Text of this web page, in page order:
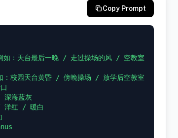
Copy Prompt
如：天台最后一晚 / 走过操场的风 / 空教室
：校园天台黄昏 / 傍晚操场 / 放学后空教室
海蓝灰
洋红 / 暖白